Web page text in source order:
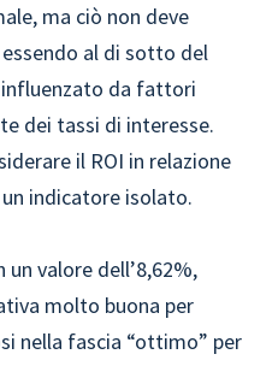
ma ciò non deve
al di sotto del
da fattori
dei tassi di interesse.
il ROI in relazione
indicatore isolato.
un valore dell’8,62%,
molto buona per
nella fascia “ottimo” per